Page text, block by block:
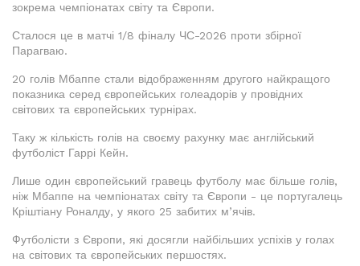
зокрема чемпіонатах світу та Європи.
Сталося це в матчі 1/8 фіналу ЧС-2026 проти збірної
Парагваю.
20 голів Мбаппе стали відображенням другого найкращого
показника серед європейських голеадорів у провідних
світових та європейських турнірах.
Таку ж кількість голів на своєму рахунку має англійський
футболіст Гаррі Кейн.
Лише один європейський гравець футболу має більше голів,
ніж Мбаппе на чемпіонатах світу та Європи - це португалець
Кріштіану Роналду, у якого 25 забитих м’ячів.
Футболісти з Європи, які досягли найбільших успіхів у голах
на світових та європейських першостях.